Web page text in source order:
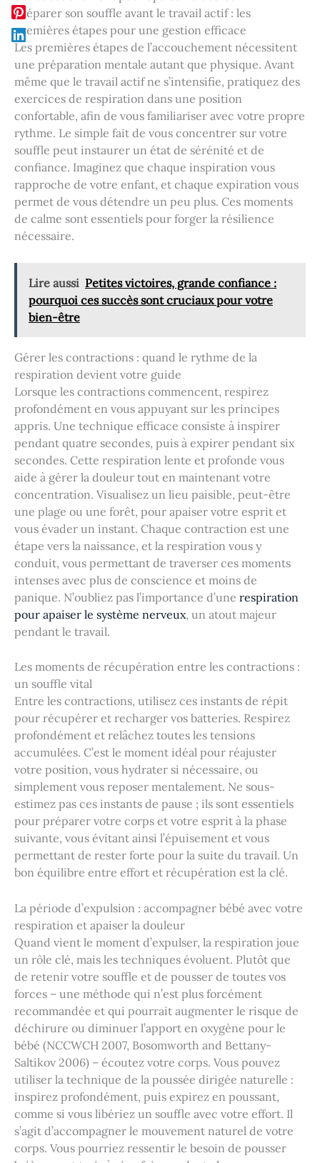
Préparer son souffle avant le travail actif : les
premières étapes pour une gestion efficace
Les premières étapes de l’accouchement nécessitent
une préparation mentale autant que physique. Avant
même que le travail actif ne s’intensifie, pratiquez des
exercices de respiration dans une position
confortable, afin de vous familiariser avec votre propre
rythme. Le simple fait de vous concentrer sur votre
souffle peut instaurer un état de sérénité et de
confiance. Imaginez que chaque inspiration vous
rapproche de votre enfant, et chaque expiration vous
permet de vous détendre un peu plus. Ces moments
de calme sont essentiels pour forger la résilience
nécessaire.
Lire aussi Petites victoires, grande confiance :
pourquoi ces succès sont cruciaux pour votre
bien-être
Gérer les contractions : quand le rythme de la
respiration devient votre guide
Lorsque les contractions commencent, respirez
profondément en vous appuyant sur les principes
appris. Une technique efficace consiste à inspirer
pendant quatre secondes, puis à expirer pendant six
secondes. Cette respiration lente et profonde vous
aide à gérer la douleur tout en maintenant votre
concentration. Visualisez un lieu paisible, peut-être
une plage ou une forêt, pour apaiser votre esprit et
vous évader un instant. Chaque contraction est une
étape vers la naissance, et la respiration vous y
conduit, vous permettant de traverser ces moments
intenses avec plus de conscience et moins de
panique. N’oubliez pas l’importance d’une respiration
pour apaiser le système nerveux, un atout majeur
pendant le travail.
Les moments de récupération entre les contractions :
un souffle vital
Entre les contractions, utilisez ces instants de répit
pour récupérer et recharger vos batteries. Respirez
profondément et relâchez toutes les tensions
accumulées. C’est le moment idéal pour réajuster
votre position, vous hydrater si nécessaire, ou
simplement vous reposer mentalement. Ne sous-
estimez pas ces instants de pause ; ils sont essentiels
pour préparer votre corps et votre esprit à la phase
suivante, vous évitant ainsi l’épuisement et vous
permettant de rester forte pour la suite du travail. Un
bon équilibre entre effort et récupération est la clé.
La période d’expulsion : accompagner bébé avec votre
respiration et apaiser la douleur
Quand vient le moment d’expulser, la respiration joue
un rôle clé, mais les techniques évoluent. Plutôt que
de retenir votre souffle et de pousser de toutes vos
forces – une méthode qui n’est plus forcément
recommandée et qui pourrait augmenter le risque de
déchirure ou diminuer l’apport en oxygène pour le
bébé (NCCWCH 2007, Bosomworth and Bettany-
Saltikov 2006) – écoutez votre corps. Vous pouvez
utiliser la technique de la poussée dirigée naturelle :
inspirez profondément, puis expirez en poussant,
comme si vous libériez un souffle avec votre effort. Il
s’agit d’accompagner le mouvement naturel de votre
corps. Vous pourriez ressentir le besoin de pousser